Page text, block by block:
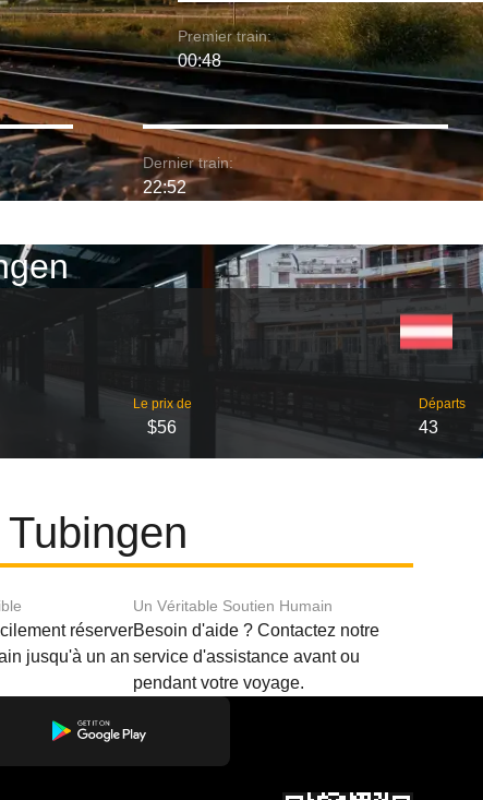
Premier train:
00:48
Dernier train:
22:52
Le prix de
$56
Départs
43
réserver
jusqu'à un an
Un Véritable Soutien Humain
Besoin d'aide ? Contactez notre
service d'assistance avant ou
pendant votre voyage.